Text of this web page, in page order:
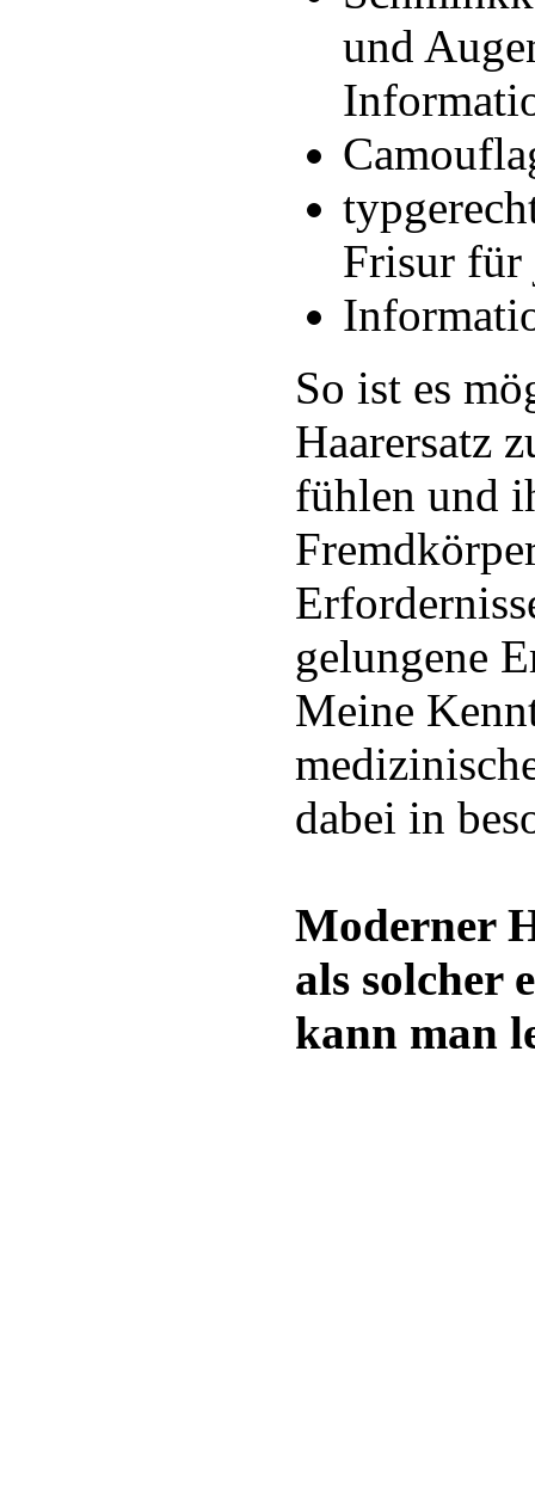
und
Frisur für
So ist es
Haarersatz
fühlen und
gelungene
Meine
dabei in
Moderner
als solcher
kann man